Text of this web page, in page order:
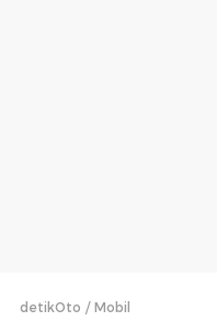
detikOto Mobil